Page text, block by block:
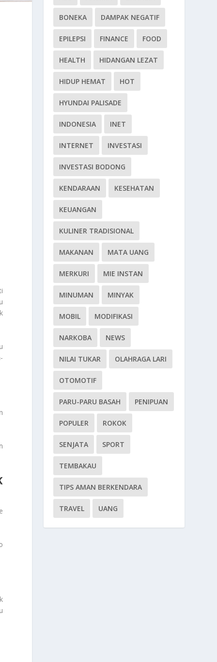
BONEKA DAMPAK NEGATIF
EPILEPSI FINANCE FOOD
HEALTH HIDANGAN LEZAT
HIDUP HEMAT HOT
HYUNDAI PALISADE
INDONESIA INET
INTERNET INVESTASI
INVESTASI BODONG
KENDARAAN KESEHATAN
KEUANGAN
KULINER TRADISIONAL
MAKANAN MATA UANG
MERKURI MIE INSTAN
MINUMAN MINYAK
MOBIL MODIFIKASI
NARKOBA NEWS
NILAI TUKAR OLAHRAGA LARI
OTOMOTIF
PARU-PARU BASAH PENIPUAN
POPULER ROKOK
SENJATA SPORT
TEMBAKAU
TIPS AMAN BERKENDARA
TRAVEL UANG